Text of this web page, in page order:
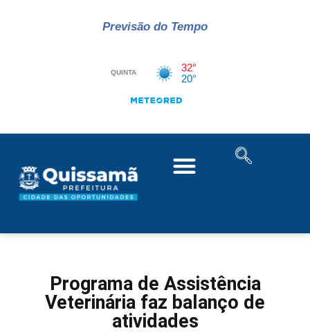
Previsão do Tempo
Programa de Assistência
Veterinária faz balanço de
atividades